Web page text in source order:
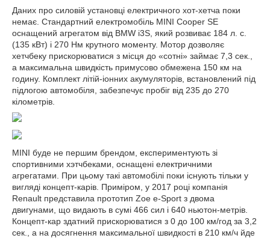
Даних про силовій установці електричного хот-хетча поки
немає. Стандартний електромобіль MINI Cooper SE
оснащений агрегатом від BMW i3S, який розвиває 184 л. с.
(135 кВт) і 270 Нм крутного моменту. Мотор дозволяє
хетчбеку прискорюватися з місця до «сотні» займає 7,3 сек.,
а максимальна швидкість примусово обмежена 150 км на
годину. Комплект літій-іонних акумуляторів, встановлений під
підлогою автомобіля, забезпечує пробіг від 235 до 270
кілометрів.
MINI буде не першим брендом, експериментують зі
спортивними хэтчбеками, оснащені електричними
агрегатами. При цьому такі автомобілі поки існують тільки у
вигляді концепт-карів. Приміром, у 2017 році компанія
Renault представила прототип Zoe e-Sport з двома
двигунами, що видають в сумі 466 сил і 640 ньютон-метрів.
Концепт-кар здатний прискорюватися з 0 до 100 км/год за 3,2
сек., а на досягнення максимальної швидкості в 210 км/ч йде